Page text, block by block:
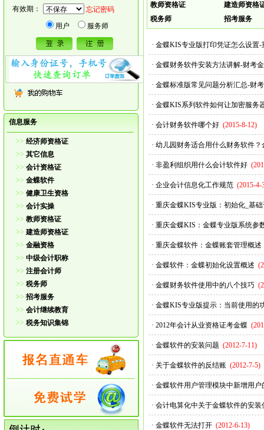
有效期：
忘记密码
用户
服务师
信息服务
>> 经济师资格证
>> 其它信息
>> 会计资格证
>> 金蝶软件
>> 健康卫生资格
>> 会计实操
>> 教师资格证
>> 建造师资格证
>> 金融资格
>> 中级会计职称
>> 注册会计师
>> 税务师
>> 招考服务
>> 会计继续教育
>> 税务知识集锦
教师资格证
建造师资格
税务师
招考服务
· 金蝶KIS专业版打印凭证怎么设置
· 金蝶财务软件安装方法讲解-财考
· 金蝶标准版常见问题分析汇总-财
· 金蝶KIS系列软件如何让加密服务
· 会计财务软件哪个好 (2015-8-12)
· 幼儿园财务适合用什么财务软件？
· 非盈利组织用什么会计软件好
· 企业会计信息化工作规范 (2015-4-
· 重庆金蝶KIS专业版：初始化_基
· 重庆金蝶KIS：金蝶专业版系统参
· 重庆金蝶软件：金蝶账套管理概述
· 金蝶软件：金蝶初始化设置概述
· 金蝶财务软件使用中的八个技巧
· 金蝶KIS专业版提示：当前使用的
· 2012年会计从业资格证考金蝶
· 金蝶软件的安装问题 (2012-7-11)
· 关于金蝶软件的反结账 (2012-7-5)
· 金蝶软件用户管理模块中新增用
· 会计电算化中关于金蝶软件的安装
· 金蝶软件无法打开 (2012-6-13)